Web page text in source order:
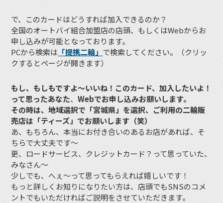
で、このカードはどうすれば加入できるのか？
全国のオートバイ組合加盟店の店頭、もしくはWebからお
申し込みが可能となっております。
PCから検索は 「提携二輪」 で検索してください。（クリッ
クするとページが開きます）
もし、もしもですよ〜いいね！このカード、加入したいよ！
って思ったあなた、Webでお申し込みお願いします。
その時は、地域選択で「宮城県」を選択、ご利用の二輪販
売店は「ティーズ」でお願いします（笑）
あ、もちろん、本当にお付き合いのあるお店があれば、そ
ちらで大丈夫です〜
更、ロードサービス、クレジットカード？って思っていた、
みなさん〜
少しでも、へぇ〜って思ってもらえれば嬉しいです！
もっと詳しくお知りになりたい方は、店頭でもSNSのコメ
ントでもいただければご説明をさせていただきます。